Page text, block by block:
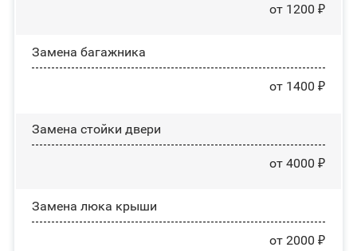
от 1200 ₽
Замена багажника
от 1400 ₽
Зaмeнa cтoйĸи двepи
от 4000 ₽
Зaмeнa люĸa ĸpыши
от 2000 ₽